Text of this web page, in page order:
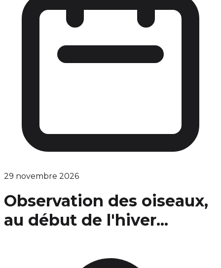
29 novembre 2026
Observation des oiseaux,
au début de l'hiver...